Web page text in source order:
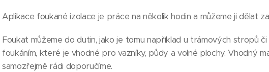
Aplikace foukané izolace je práce na několik hodin a můžeme ji dělat
Foukat můžeme do dutin, jako je tomu například u trámových stropů
foukáním, které je vhodné pro vazníky, půdy a volné plochy. Vhodný
samozřejmě rádi doporučíme.